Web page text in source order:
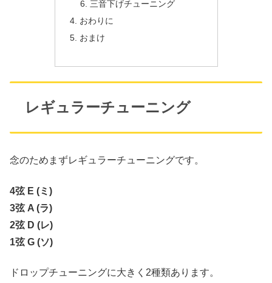
三音下げチューニング
おわりに
おまけ
レギュラーチューニング
念のためまずレギュラーチューニングです。
4弦 E (ミ)
3弦 A (ラ)
2弦 D (レ)
1弦 G (ソ)
ドロップチューニングに大きく2種類あります。